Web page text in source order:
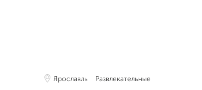
Ярославль Развлекательные